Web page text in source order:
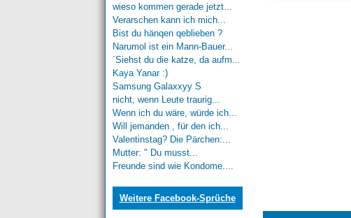
wieso kommen gerade jetzt...
Verarschen kann ich mich...
Bist du hänqen qeblieben ?
Narumol ist ein Mann-Bauer...
´Siehst du die katze, da aufm...
Kaya Yanar :)
Samsung Galaxxyy S
nicht, wenn Leute traurig...
Wenn ich du wäre, würde ich...
Will jemanden , für den ich...
Valentinstag? Die Pärchen:...
Mutter: " Du musst...
Freunde sind wie Kondome....
Weitere Facebook-Sprüche